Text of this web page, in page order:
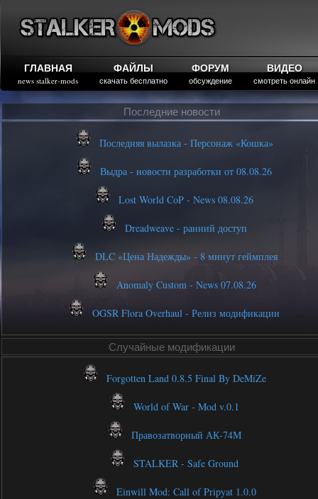
ГЛАВНАЯ
news stalker-mods
ФАЙЛЫ
скачать бесплатно
ФОРУМ
обсуждение
ВИДЕО
смотреть онлайн
Последние новости
Последняя вылазка - Персонаж «Кошка»
Выдра - новости разработки от 08.08.26
Lost World CoP - News 08.08.26
Dreadweave - ранний доступ
DLC «Цена Надежды» - 8 минут геймплея
Anomaly Custom - News 07.08.26
OGSR Flora Overhaul - Релиз модификации
Случайные модификации
Forgotten Land 0.8.5 Final By DeMiZe
World of War - Mod v.0.1
Правозатворный АК-74М
STALKER - Safe Ground
Einwill Mod: Call of Pripyat 1.0.0